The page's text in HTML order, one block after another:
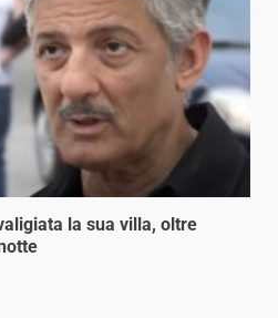
la sua villa, oltre